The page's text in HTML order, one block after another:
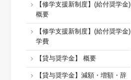
【修学支援新制度】(給付奨学金)
概要
【修学支援新制度】(給付奨学金)
学費
【貸与奨学金】 概要
【貸与奨学金】減額・増額・辞